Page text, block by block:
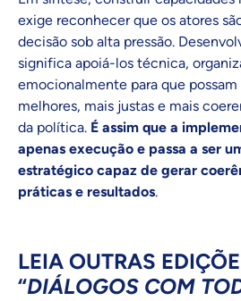
exige reconhecer que os atores
decisão sob alta pressão.
significa apoiá-los técnica,
emocionalmente para que
melhores, mais justas e mais
da política. É assim que a
apenas execução e passa a ser
estratégico capaz de gerar
práticas e resultados.
LEIA OUTRAS
“DIÁLOGOS COM